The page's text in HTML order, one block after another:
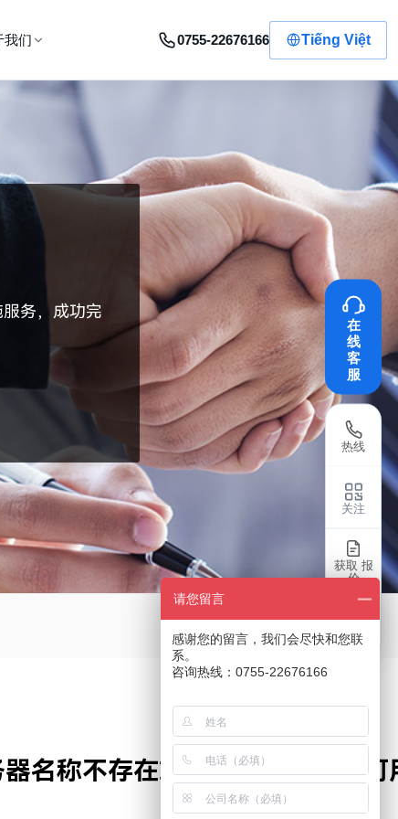
务，成功完
名称不存在或当前在网络上不可
我们 0755-22676166 Tiếng Việt
在
线
客
服
热线
关注
获取 报
价
返回
请您留言
感谢您的留言，我们会尽快和您联
系。
咨询热线：0755-22676166